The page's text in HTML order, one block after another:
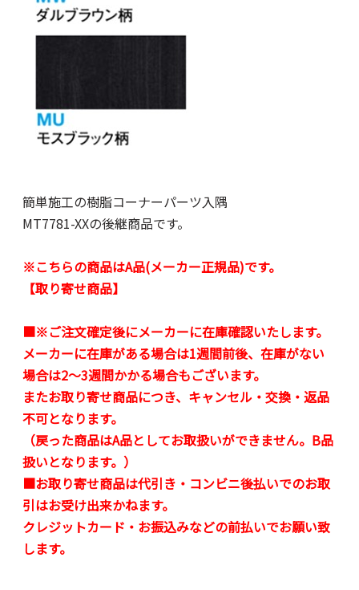
簡単施工の樹脂コーナーパーツ入隅
MT7781-XXの後継商品です。
※こちらの商品はA品(メーカー正規品)です。
【取り寄せ商品】
■※ご注文確定後にメーカーに在庫確認いたします。
メーカーに在庫がある場合は1週間前後、在庫がない
場合は2～3週間かかる場合もございます。
またお取り寄せ商品につき、キャンセル・交換・返品
不可となります。
（戻った商品はA品としてお取扱いができません。B品
扱いとなります。）
■お取り寄せ商品は代引き・コンビニ後払いでのお取
引はお受け出来かねます。
クレジットカード・お振込みなどの前払いでお願い致
します。